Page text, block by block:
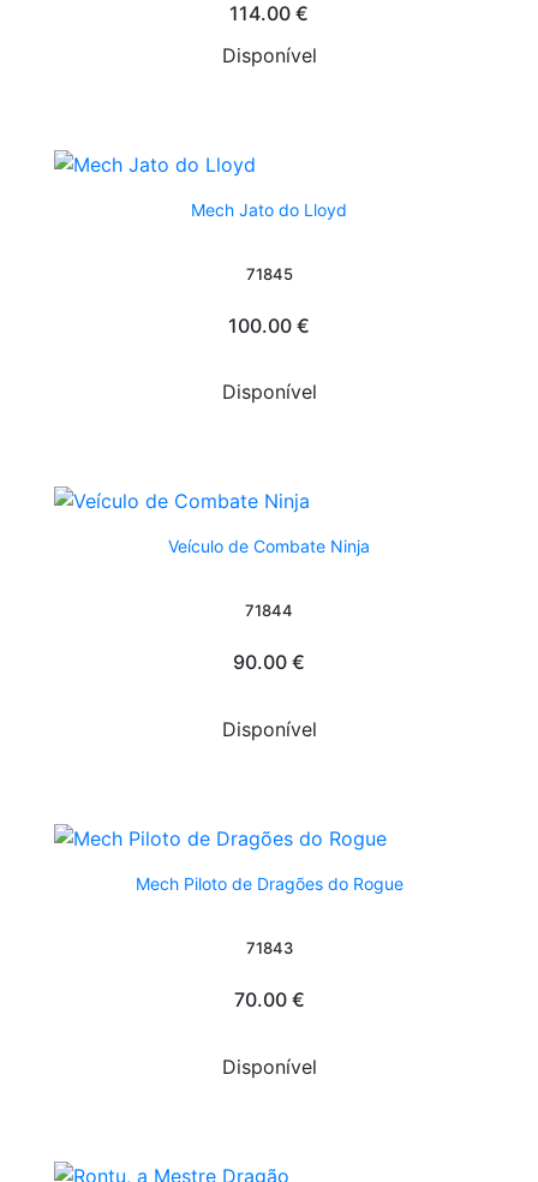
114.00 €
Disponível
Mech Jato do Lloyd
71845
100.00 €
Disponível
Veículo de Combate Ninja
71844
90.00 €
Disponível
Mech Piloto de Dragões do Rogue
71843
70.00 €
Disponível